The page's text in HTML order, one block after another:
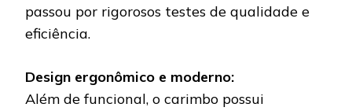
passou por rigorosos testes de qualidade e
eficiência.
Design ergonômico e moderno:
Além de funcional, o carimbo possui